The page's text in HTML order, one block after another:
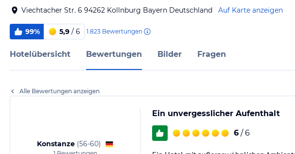
Viechtacher Str. 6 94262 Kollnburg Bayern Deutschland Auf Karte anzeigen
99% 5,9 / 6 1.823 Bewertungen
Hotelübersicht Bewertungen Bilder Fragen
Alle Bewertungen anzeigen
Konstanze (56-60)
Ein unvergesslicher Aufenthalt
6 / 6